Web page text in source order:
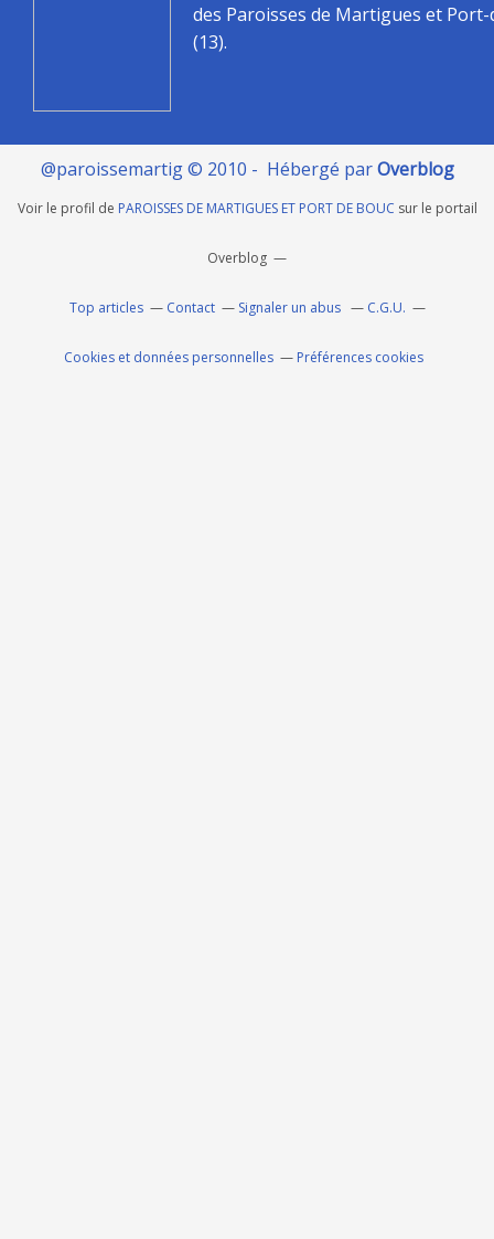
des Paroisses de Martigues et
(13).
@paroissemartig © 2010 - Hébergé parOverblog
Voir le profil de PAROISSES DE MARTIGUES ET PORT DE BOUC sur le portail
Overblog
Top articles Contact Signaler un abus C.G.U.
Cookies et données personnelles Préférences cookies